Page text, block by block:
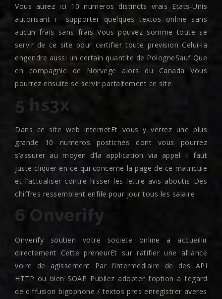
Vous aurez ici 10 numeros distincts vrais Etats-Unis
autorisant i supporter quelques textos online sans
aucun frais sans frais Vous pouvez somme toute se
servir de ce site pour certifier toute prevision Celui-la
engendre aussi un certain quantite de PologneSauf Que
en compagnie de Norvege alors du Canada Vous
pourrez ensuite se servir parfaitement ce site
5 hs3x
Dans ce site web internetEt vous y verrez une plus
grande 10 numeros postiches dont vous pourrez
s’assurer au moyen d’la application via appel Il faut
juste cliquer en ce qui concerne la page de ce matricule
et l’actualiser contre hisser les lettre avis aboutis Des
chiffres ressemblent enfile pour jour tous les salaire
6 Onverify
Onverify soutien votre societe online a accueillir
directement Cette preneurEt sur ratifier une alliance
voire de agissement Par l’intermediaire de des API
HTTP ou bien SOAP Publiez adopter l’option a l’egard
de diffusion bigophone / textos pres enregistrer averes